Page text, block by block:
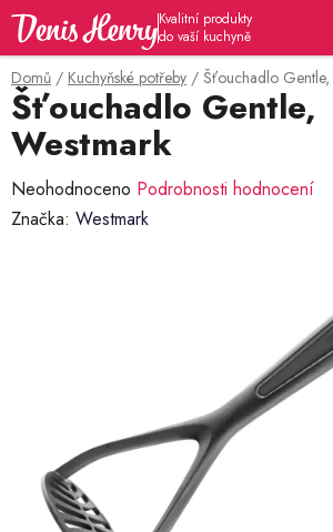
Přejít
obsah
Domů / Kuchyňské potřeby / Šťouchadlo Gentle,
Šťouchadlo Gentle,
Westmark
Průměrné
hodnocení
Neohodnoceno Podrobnosti hodnocení
Značka: Westmark